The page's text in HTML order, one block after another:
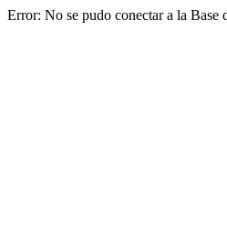
Error: No se pudo conectar a la Base